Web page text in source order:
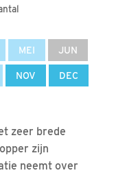
MEI JUN
NOV DEC
zeer brede
zijn
neemt over